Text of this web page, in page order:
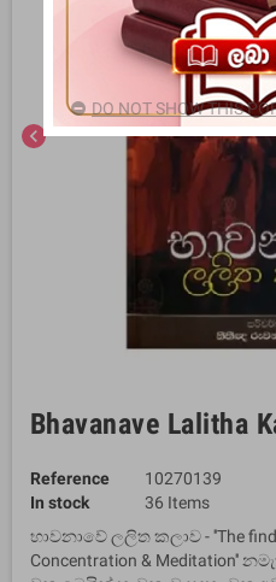
chevron_left
Bhavanave Lalitha
Reference
10270139
In stock
36 Items
භාවනාවේ ලලිත කලාව - ''The find
Concentration & Meditation''
DO NOT SHOW THIS